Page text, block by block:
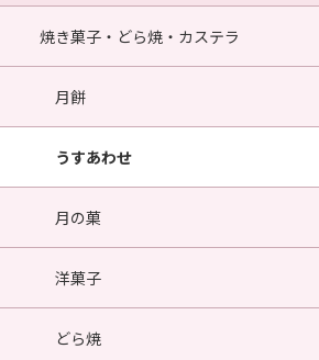
焼き菓子・どら焼・カステラ
月餅
うすあわせ
月の菓
洋菓子
どら焼